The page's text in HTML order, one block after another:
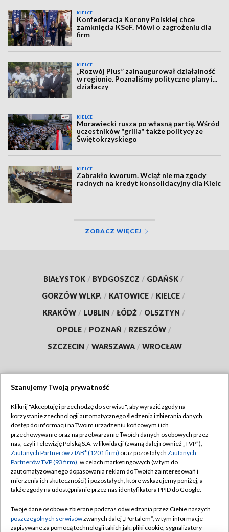
KIELCE
Konfederacja Korony Polskiej chce
zamknięcia KSeF. Mówi o zagrożeniu dla
firm
KIELCE
„Rozwój Plus” zainaugurował działalność
w regionie. Poznaliśmy polityczne plany i...
działaczy
KIELCE
Morawiecki rusza po własną partię. Wśród
uczestników "grilla" także politycy ze
Świętokrzyskiego
KIELCE
Zabrakło kworum. Wciąż nie ma zgody
radnych na kredyt konsolidacyjny dla Kielc
ZOBACZ WIĘCEJ
BIAŁYSTOK / BYDGOSZCZ / GDAŃSK /
GORZÓW WLKP. / KATOWICE / KIELCE /
KRAKÓW / LUBLIN / ŁÓDŹ / OLSZTYN /
OPOLE / POZNAŃ / RZESZÓW /
SZCZECIN / WARSZAWA / WROCŁAW
TVP
Abonament TVP
Emisja w TVP
Centrum informacji TVP
Naziemna Telewizja Cyfrowa
Rada Programowa
Regulamin TVP
Polityka prywatności
Moje zgody
Pomoc
Kontakt
Szanujemy Twoją prywatność
Kliknij "Akceptuję i przechodzę do serwisu", aby wyrazić zgody na
korzystanie z technologii automatycznego śledzenia i zbierania danych,
dostęp do informacji na Twoim urządzeniu końcowym i ich
przechowywanie oraz na przetwarzanie Twoich danych osobowych przez
nas, czyli Telewizję Polską S.A. w likwidacji (zwaną dalej również „TVP”),
Zaufanych Partnerów z IAB* (1201 firm) oraz pozostałych Zaufanych
Partnerów TVP (93 firm), w celach marketingowych (w tym do
zautomatyzowanego dopasowania reklam do Twoich zainteresowań i
mierzenia ich skuteczności) i pozostałych, które wskazujemy poniżej, a
także zgody na udostępnianie przez nas identyfikatora PPID do Google.
Twoje dane osobowe zbierane podczas odwiedzania przez Ciebie naszych
poszczególnych serwisówzwanych dalej „Portalem”, w tym informacje
zapisywane za pomocą technologii takich jak: pliki cookie, sygnalizatory